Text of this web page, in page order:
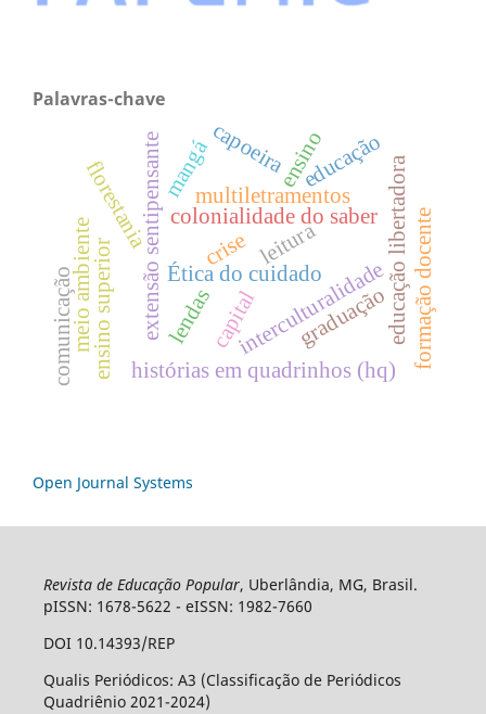
Palavras-chave
extensão sentipensante colonialidade do saber educação libertadora
florestania
Ética do cuidado
interculturalidade formação docente
ensino superior crise
capital
meio ambiente
histórias em quadrinhos (hq)
multiletramentos
ensino
graduação
educação
comunicação
mangá
leitura
capoeira
lendas
Open Journal Systems
Revista de Educação Popular, Uberlândia, MG, Brasil.
pISSN: 1678-5622 - eISSN: 1982-7660
DOI 10.14393/REP
Qualis Periódicos: A3 (Classificação de Periódicos
Quadriênio 2021-2024)